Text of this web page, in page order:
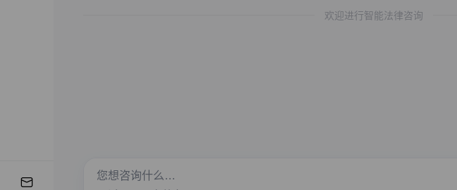
欢迎进行智能法律咨询